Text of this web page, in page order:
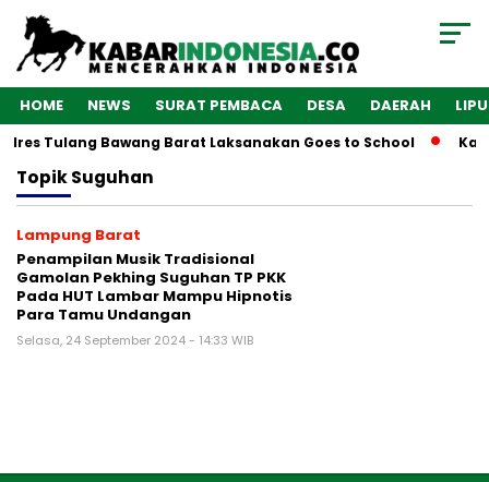
HOME NEWS SURAT PEMBACA DESA DAERAH
Tulang Bawang Barat Laksanakan Goes to School
TopikSuguhan
Lampung Barat
Penampilan Musik Tradisional
Gamolan Pekhing Suguhan TP PKK
Pada HUT Lambar Mampu Hipnotis
Para Tamu Undangan
Selasa, 24 September 2024 - 14:33 WIB